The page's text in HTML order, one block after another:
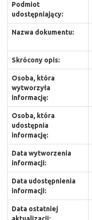
Podmiot
udostępniający:
Nazwa dokumentu:
Skrócony opis:
Osoba, która
wytworzyła
informację:
Osoba, która
udostępnia
informację:
Data wytworzenia
informacji:
Data udostępnienia
informacji:
Data ostatniej